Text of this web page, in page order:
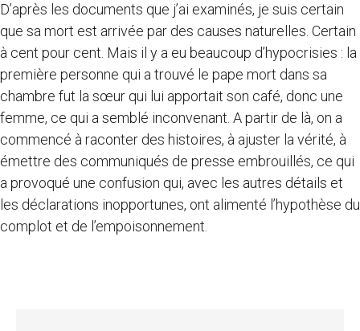
D’après les documents que j’ai examinés, je suis certain
que sa mort est arrivée par des causes naturelles. Certain
à cent pour cent. Mais il y a eu beaucoup d’hypocrisies : la
première personne qui a trouvé le pape mort dans sa
chambre fut la sœur qui lui apportait son café, donc une
femme, ce qui a semblé inconvenant. A partir de là, on a
commencé à raconter des histoires, à ajuster la vérité, à
émettre des communiqués de presse embrouillés, ce qui
a provoqué une confusion qui, avec les autres détails et
les déclarations inopportunes, ont alimenté l’hypothèse du
complot et de l’empoisonnement.